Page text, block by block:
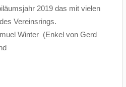
2019 das mit vielen
Vereinsrings.
Winter (Enkel von Gerd